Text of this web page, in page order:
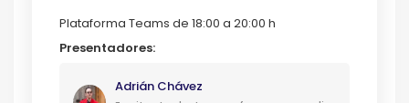
Plataforma Teams de 18:00 a 20:00 h
Presentadores:
Adrián Chávez